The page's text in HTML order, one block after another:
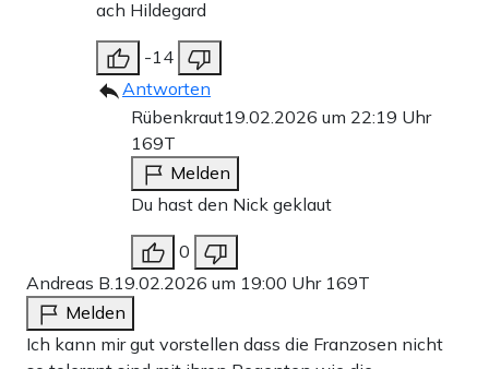
ach Hildegard
-14
Antworten
Rübenkraut19.02.2026 um 22:19 Uhr
169T
Melden
Du hast den Nick geklaut
0
Andreas B.19.02.2026 um 19:00 Uhr 169T
Melden
Ich kann mir gut vorstellen dass die Franzosen nicht